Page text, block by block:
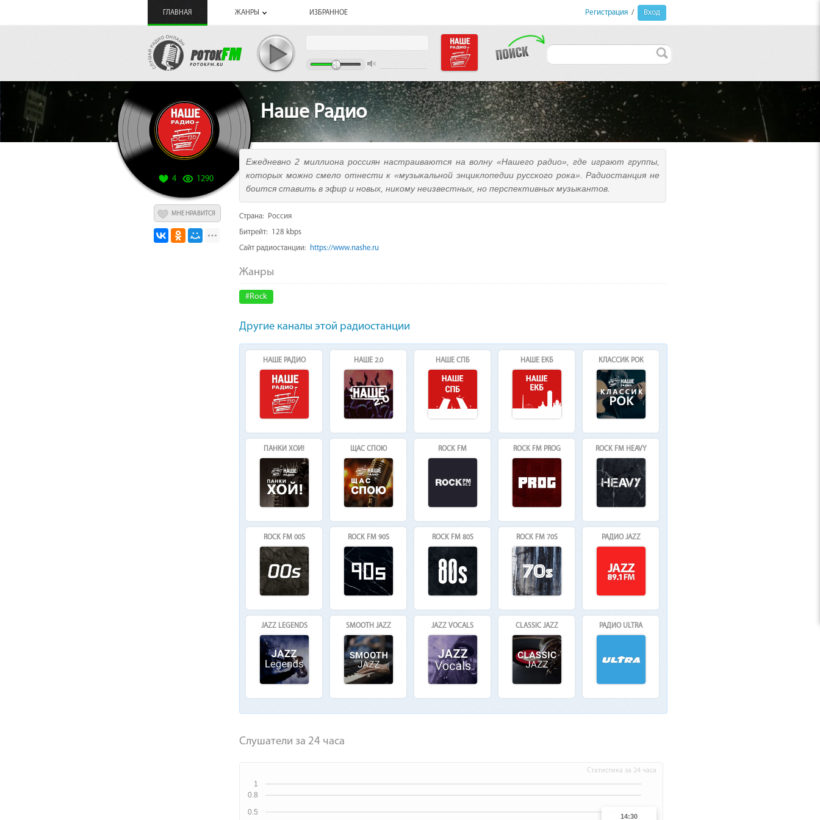
ГЛАВНАЯ ЖАНРЫ ИЗБРАННОЕ Регистрация / Вход
Наше Радио
4 1290
МНЕ НРАВИТСЯ
Ежедневно 2 миллиона россиян настраиваются на волну «Нашего радио», где играют группы,
которых можно смело отнести к «музыкальной энциклопедии русского рока». Радиостанция не
боится ставить в эфир и новых, никому неизвестных, но перспективных музыкантов.
Страна: Россия
Битрейт: 128 kbps
Cайт радиостанции:
https://www.nashe.ru
#Rock
Другие каналы этой радиостанции
НАШЕ РАДИО НАШЕ 2.0 НАШЕ СПБ НАШЕ ЕКБ КЛАССИК РОК
ПАНКИ ХОЙ! ЩАС СПОЮ ROCK FM ROCK FM PROG ROCK FM HEAVY
ROCK FM 00S ROCK FM 90S ROCK FM 80S ROCK FM 70S РАДИО JAZZ
JAZZ LEGENDS SMOOTH JAZZ JAZZ VOCALS CLASSIC JAZZ РАДИО ULTRA
Слушатели за 24 часа
Статистика за 24 часа
0.5
0.8
1
14:30